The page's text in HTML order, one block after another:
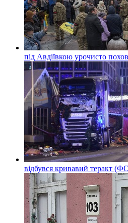
під Авдіївкою урочисто
відбувся кривавий теракт